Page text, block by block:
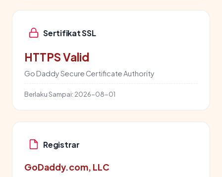
Sertifikat SSL
HTTPS Valid
Go Daddy Secure Certificate Authority
Berlaku Sampai: 2026-08-01
Registrar
GoDaddy.com, LLC